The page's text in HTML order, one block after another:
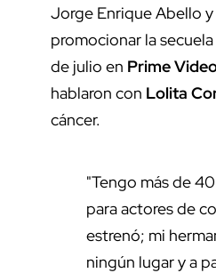
Jorge Enrique Abello
promocionar la
de julio en Prime
hablaron con Lolita
cáncer.
"Tengo más de
para actores de
estrenó; mi
ningún lugar y a